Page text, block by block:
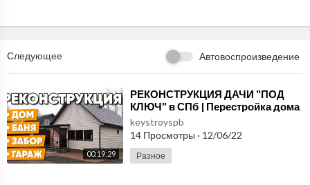
втозапчастихонда #автонаразборку #авто #автоблогер #автобл
ог #автобатл #хонда #хондацрв #хондасрв #хондаукраина #авт
сервис #сто #hondacrv #honda #hondablog #hondacrvclub #ho
ndaua #hondakiev #hondakiyv #topcar #topcarvideo #hotcarvi
deo #carvideo #challendge #carchallendge #hondachallendge
Следующее Автовоспроизведение
00:19:29
⁣РЕКОНСТРУКЦИЯ ДАЧИ "ПОД
КЛЮЧ" в СПб | Перестройка дома
и ремонт бани | Реконструкция
старо
keystroyspb
14 Просмотры · 12/06/22
Разное